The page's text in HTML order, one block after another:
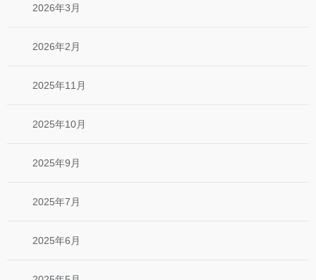
2026年3月
2026年2月
2025年11月
2025年10月
2025年9月
2025年7月
2025年6月